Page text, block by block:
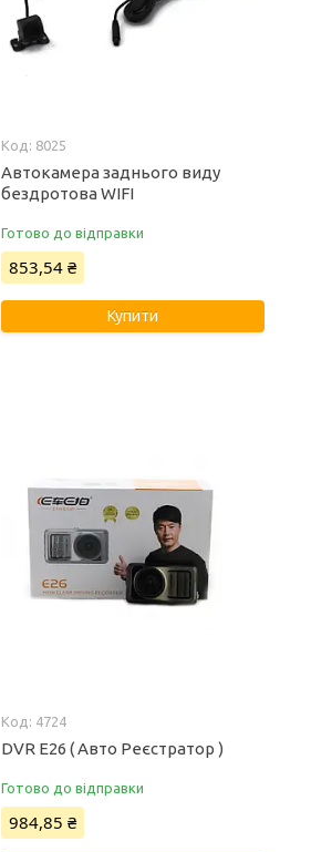
8025
Автокамера заднього виду
бездротова WIFI
Готово до відправки
853,54 ₴
Купити
4724
DVR E26 ( Авто Реєстратор )
Готово до відправки
984,85 ₴